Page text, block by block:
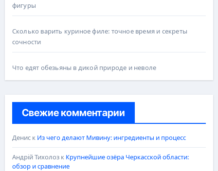
фигуры
Сколько варить куриное филе: точное время и секреты
сочности
Что едят обезьяны в дикой природе и неволе
Свежие комментарии
Дениск Из чего делают Мивину: ингредиенты и процесс
Андрій Тихолозк Крупнейшие озёра Черкасской области:
обзор и сравнение